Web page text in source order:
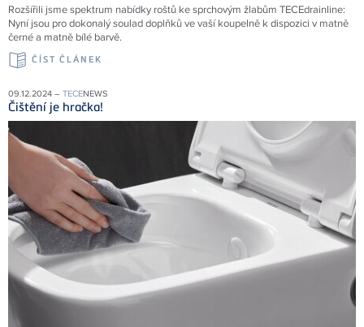
Rozšířili jsme spektrum nabídky roštů ke sprchovým žlabům TECEdrainline:
Nyní jsou pro dokonalý soulad doplňků ve vaší koupelně k dispozici v matně
černé a matně bílé barvě.
ČÍST ČLÁNEK
09.12.2024 – TECENEWS
Čištění je hračka!